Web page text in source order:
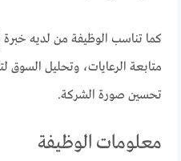
كما تناسب الوظيفة من لديه خبرة
متابعة الرعايات، وتحليل السوق
تحسين صورة الشركة.
معلومات الوظيفة